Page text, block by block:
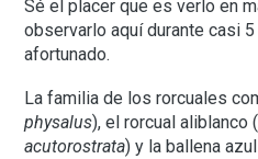
Sé el placer que es verlo en
observarlo aquí durante casi
afortunado.
La familia de los rorcuales
physalus), el rorcual aliblanco (
acutorostrata) y la ballena